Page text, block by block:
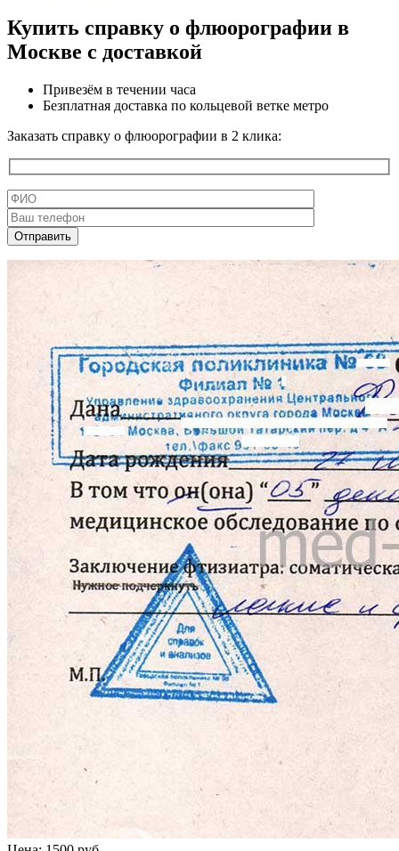
Купить справку о флюорографии в
Москве с доставкой
Привезём в течении часа
Безплатная доставка по кольцевой ветке метро
Заказать справку о флюорографии в 2 клика: